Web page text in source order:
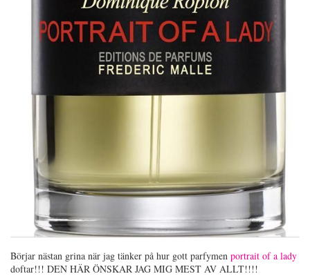
Börjar nästan grina när jag tänker på hur gott parfymen portrait of a lady
doftar!!! DEN HÄR ÖNSKAR JAG MIG MEST AV ALLT!!!!